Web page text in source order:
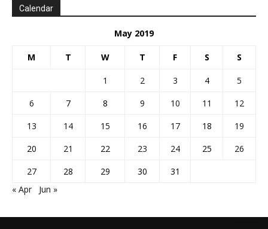
Calendar
May 2019
M T W T F S S
1 2 3 4
5
6
7 8 9 10 11
12
13
14 15 16 17 18
19
20
21 22 23 24 25
26
27
28 29 30
31
« Apr
Jun »